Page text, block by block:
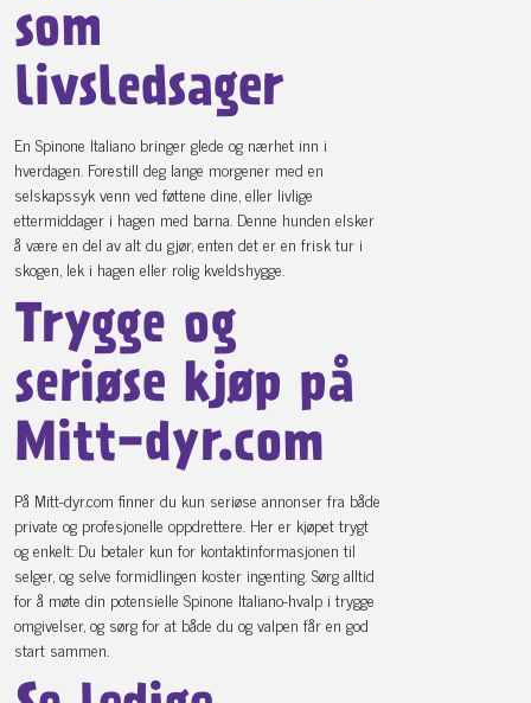
som
livsledsager
En Spinone Italiano bringer glede og nærhet inn i
hverdagen. Forestill deg lange morgener med en
selskapssyk venn ved føttene dine, eller livlige
ettermiddager i hagen med barna. Denne hunden elsker
å være en del av alt du gjør, enten det er en frisk tur i
skogen, lek i hagen eller rolig kveldshygge.
Trygge og
seriøse kjøp på
Mitt-dyr.com
På Mitt-dyr.com finner du kun seriøse annonser fra både
private og profesjonelle oppdrettere. Her er kjøpet trygt
og enkelt: Du betaler kun for kontaktinformasjonen til
selger, og selve formidlingen koster ingenting. Sørg alltid
for å møte din potensielle Spinone Italiano-hvalp i trygge
omgivelser, og sørg for at både du og valpen får en god
start sammen.